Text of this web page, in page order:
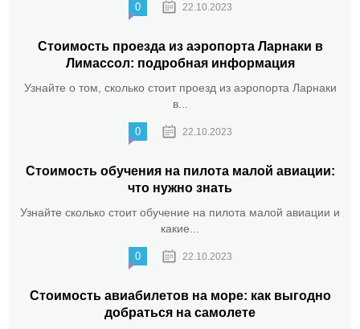
0 22.10.2023
Стоимость проезда из аэропорта Ларнаки в
Лимассол: подробная информация
Узнайте о том, сколько стоит проезд из аэропорта Ларнаки
в...
0 22.10.2023
Стоимость обучения на пилота малой авиации:
что нужно знать
Узнайте сколько стоит обучение на пилота малой авиации и
какие...
0 22.10.2023
Стоимость авиабилетов на море: как выгодно
добраться на самолете